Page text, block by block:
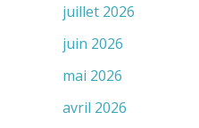
juillet 2026
juin 2026
mai 2026
avril 2026